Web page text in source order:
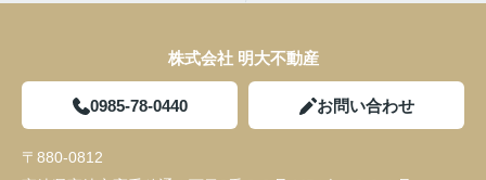
株式会社 明大不動産
0985-78-0440 お問い合わせ
〒880-0812